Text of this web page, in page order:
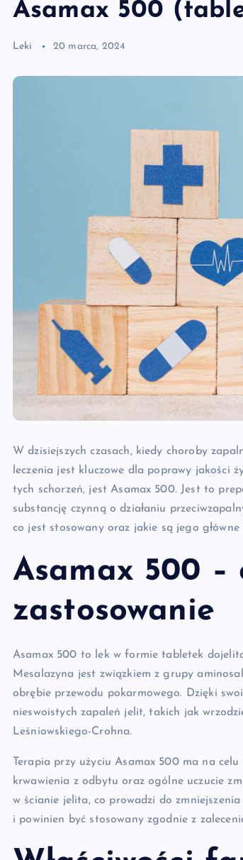
Asamax 500
Leki 20 marca, 2024
W dzisiejszych czasach, kiedy choroby
leczenia jest kluczowe dla poprawy jakości
tych schorzeń, jest Asamax 500. Jest to
substancję czynną o działaniu
co jest stosowany oraz jakie są jego
Asamax 500
zastosowanie
Asamax 500 to lek w formie tabletek
Mesalazyna jest związkiem z grupy
obrębie przewodu pokarmowego. Dzięki
nieswoistych zapaleń jelit, takich jak
Leśniowskiego-Crohna.
Terapia przy użyciu Asamax 500 ma na
krwawienia z odbytu oraz ogólne uczucie
w ścianie jelita, co prowadzi do
i powinien być stosowany zgodnie z